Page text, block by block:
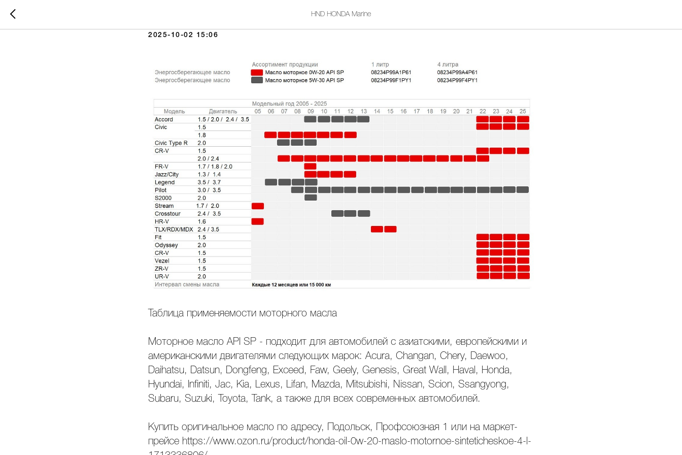
HND HONDA Marine
Таблица применяемости моторного масла
2025-10-02 15:06
Таблица применяемости моторного масла
Моторное масло API SP - подходит для автомобилей с азиатскими, европейскими и
американскими двигателями следующих марок: Acura, Changan, Chery, Daewoo,
Daihatsu, Datsun, Dongfeng, Exceed, Faw, Geely, Genesis, Great Wall, Haval, Honda,
Hyundai, Infiniti, Jac, Kia, Lexus, Lifan, Mazda, Mitsubishi, Nissan, Scion, Ssangyong,
Subaru, Suzuki, Toyota, Tank, а также для всех современных автомобилей.
Купить оригинальное масло по адресу, Подольск, Профсоюзная 1 или на маркет-
прейсе https://www.ozon.ru/product/honda-oil-0w-20-maslo-motornoe-sinteticheskoe-4-l-